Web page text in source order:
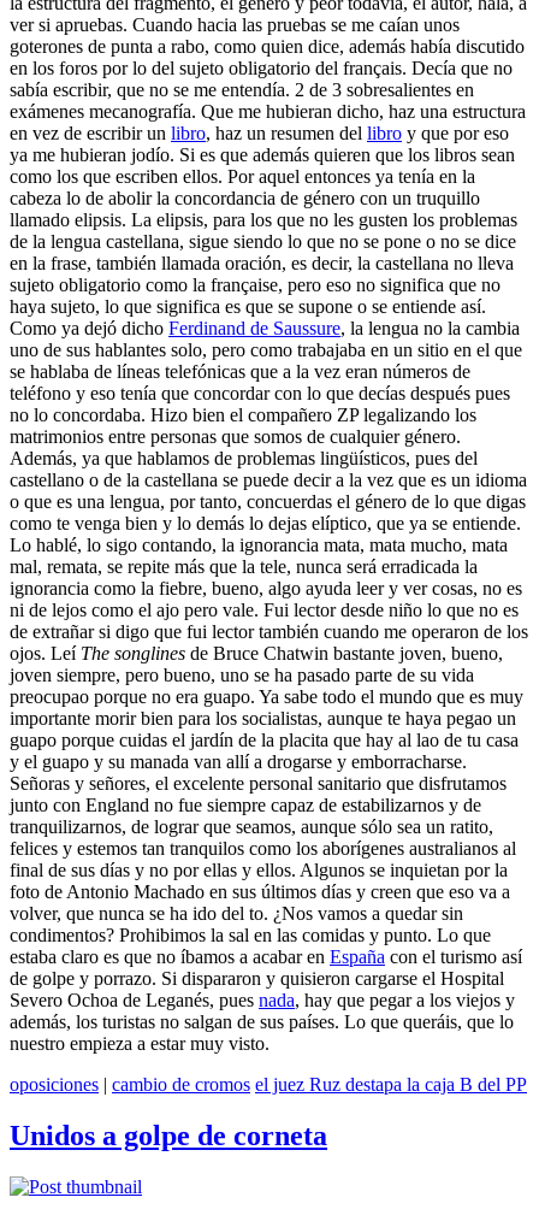
ver si apruebas. Cuando hacia las pruebas se me caían unos
goterones de punta a rabo, como quien dice, además había discutido
en los foros por lo del sujeto obligatorio del français. Decía que no
sabía escribir, que no se me entendía. 2 de 3 sobresalientes en
exámenes mecanografía. Que me hubieran dicho, haz una estructura
en vez de escribir un libro, haz un resumen del libro y que por eso
ya me hubieran jodío. Si es que además quieren que los libros sean
como los que escriben ellos. Por aquel entonces ya tenía en la
cabeza lo de abolir la concordancia de género con un truquillo
llamado elipsis. La elipsis, para los que no les gusten los problemas
de la lengua castellana, sigue siendo lo que no se pone o no se dice
en la frase, también llamada oración, es decir, la castellana no lleva
sujeto obligatorio como la française, pero eso no significa que no
haya sujeto, lo que significa es que se supone o se entiende así.
Como ya dejó dicho Ferdinand de Saussure, la lengua no la cambia
uno de sus hablantes solo, pero como trabajaba en un sitio en el que
se hablaba de líneas telefónicas que a la vez eran números de
teléfono y eso tenía que concordar con lo que decías después pues
no lo concordaba. Hizo bien el compañero ZP legalizando los
matrimonios entre personas que somos de cualquier género.
Además, ya que hablamos de problemas lingüísticos, pues del
castellano o de la castellana se puede decir a la vez que es un idioma
o que es una lengua, por tanto, concuerdas el género de lo que digas
como te venga bien y lo demás lo dejas elíptico, que ya se entiende.
Lo hablé, lo sigo contando, la ignorancia mata, mata mucho, mata
mal, remata, se repite más que la tele, nunca será erradicada la
ignorancia como la fiebre, bueno, algo ayuda leer y ver cosas, no es
ni de lejos como el ajo pero vale. Fui lector desde niño lo que no es
de extrañar si digo que fui lector también cuando me operaron de los
ojos. Leí The songlines de Bruce Chatwin bastante joven, bueno,
joven siempre, pero bueno, uno se ha pasado parte de su vida
preocupao porque no era guapo. Ya sabe todo el mundo que es muy
importante morir bien para los socialistas, aunque te haya pegao un
guapo porque cuidas el jardín de la placita que hay al lao de tu casa
y el guapo y su manada van allí a drogarse y emborracharse.
Señoras y señores, el excelente personal sanitario que disfrutamos
junto con England no fue siempre capaz de estabilizarnos y de
tranquilizarnos, de lograr que seamos, aunque sólo sea un ratito,
felices y estemos tan tranquilos como los aborígenes australianos al
final de sus días y no por ellas y ellos. Algunos se inquietan por la
foto de Antonio Machado en sus últimos días y creen que eso va a
volver, que nunca se ha ido del to. ¿Nos vamos a quedar sin
condimentos? Prohibimos la sal en las comidas y punto. Lo que
estaba claro es que no íbamos a acabar en España con el turismo así
de golpe y porrazo. Si dispararon y quisieron cargarse el Hospital
Severo Ochoa de Leganés, pues nada, hay que pegar a los viejos y
además, los turistas no salgan de sus países. Lo que queráis, que lo
nuestro empieza a estar muy visto.
oposiciones | cambio de cromos el juez Ruz destapa la caja B del PP
Unidos a golpe de corneta